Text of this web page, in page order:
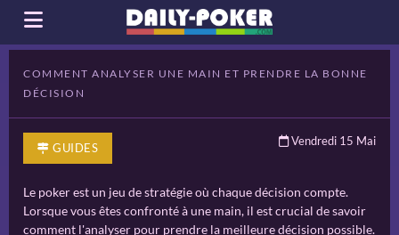
COMMENT ANALYSER UNE MAIN ET PRENDRE LA BONNE
DÉCISION
GUIDES Vendredi 15 Mai
Le poker est un jeu de stratégie où chaque décision compte.
Lorsque vous êtes confronté à une main, il est crucial de savoir
comment l'analyser pour prendre la meilleure décision possible.